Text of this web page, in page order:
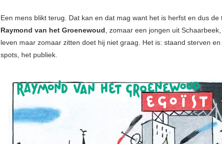
Een mens blikt terug. Dat kan en dat mag want het is herfst en dus de
Raymond van het Groenewoud, zomaar een jongen uit
leven maar zomaar zitten doet hij niet graag. Het is: staand sterven
spots, het publiek.